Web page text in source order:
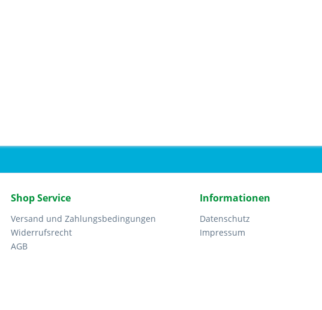
Shop Service
Versand und Zahlungsbedingungen
Widerrufsrecht
AGB
Informationen
Datenschutz
Impressum